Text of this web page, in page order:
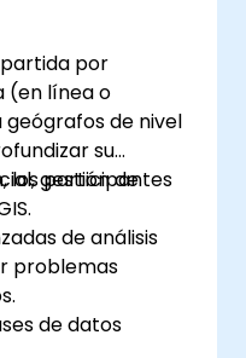
por
(en línea o
de nivel
su
gestión de
los participantes
de análisis
problemas
de datos